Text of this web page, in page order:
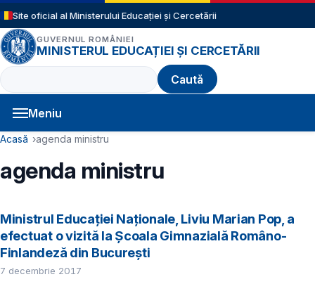
Sari la conținutul principal
Site oficial al Ministerului Educației și Cercetării
GUVERNUL ROMÂNIEI
MINISTERUL EDUCAȚIEI ȘI CERCETĂRII
Caută
Meniu
Navigație principală
Cale de navigare
Acasă agenda ministru
agenda ministru
Ministrul Educației Naționale, Liviu Marian Pop, a
efectuat o vizită la Școala Gimnazială Româno-
Finlandeză din București
7 decembrie 2017